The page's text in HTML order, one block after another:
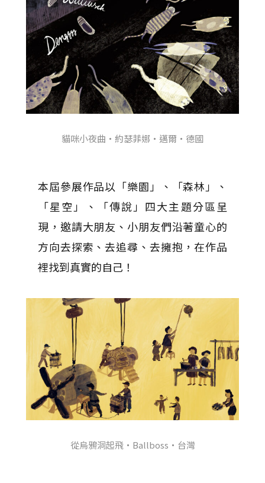
貓咪小夜曲・約瑟菲娜・邁爾・德國
本屆參展作品以「樂園」、「森林」、
「星空」、「傳說」四大主題分區呈
現，邀請大朋友、小朋友們沿著童心的
方向去探索、去追尋、去擁抱，在作品
裡找到真實的自己！
從烏鴉洞起飛・Ballboss・台灣